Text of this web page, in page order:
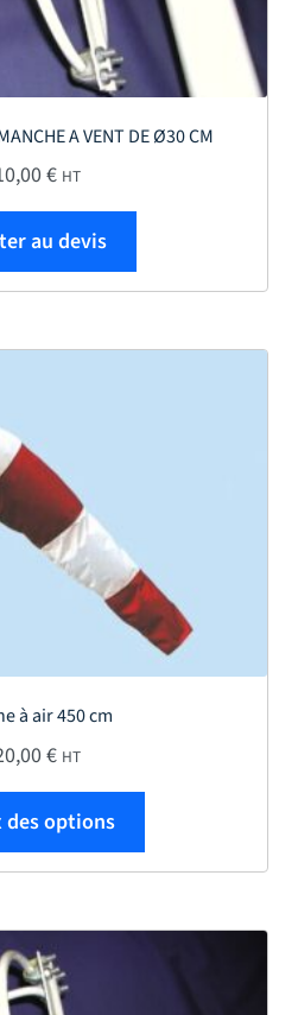
A VENT DE Ø30 CM
€ HT
au devis
à air 450 cm
€ HT
des options